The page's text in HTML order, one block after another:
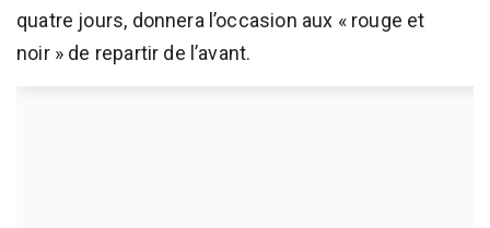
quatre jours, donnera l’occasion aux « rouge et
noir » de repartir de l’avant.